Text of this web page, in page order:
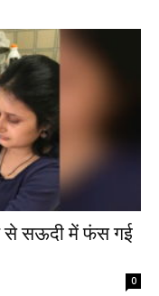
से सऊदी में फंस गई
0